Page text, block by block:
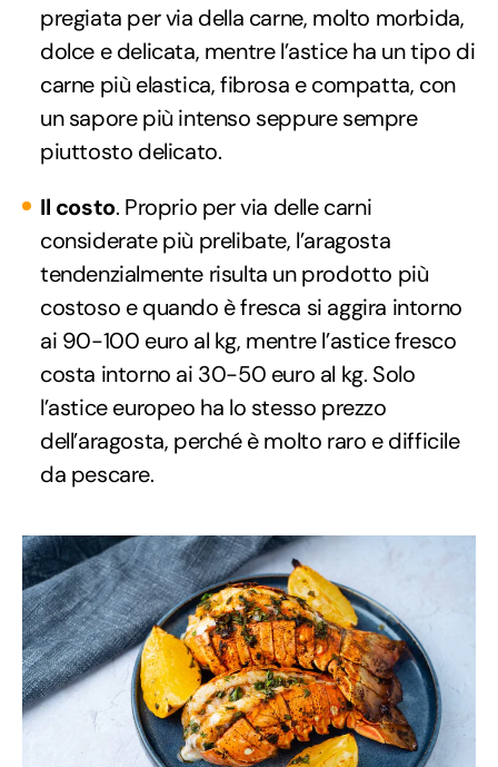
pregiata per via della carne, molto morbida,
dolce e delicata, mentre l’astice ha un tipo di
carne più elastica, fibrosa e compatta, con
un sapore più intenso seppure sempre
piuttosto delicato.
Il costo. Proprio per via delle carni
considerate più prelibate, l’aragosta
tendenzialmente risulta un prodotto più
costoso e quando è fresca si aggira intorno
ai 90-100 euro al kg, mentre l’astice fresco
costa intorno ai 30-50 euro al kg. Solo
l’astice europeo ha lo stesso prezzo
dell’aragosta, perché è molto raro e difficile
da pescare.